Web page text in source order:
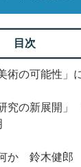
目次
術の可能性
究の新展開
か 鈴木健郎